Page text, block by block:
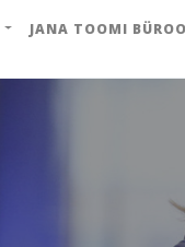
JANA TOOMI BÜROO